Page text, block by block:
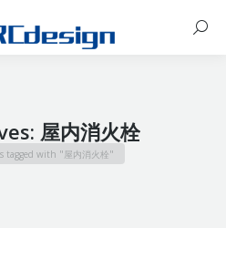
屋内消火栓
tagged with "屋内消火栓"